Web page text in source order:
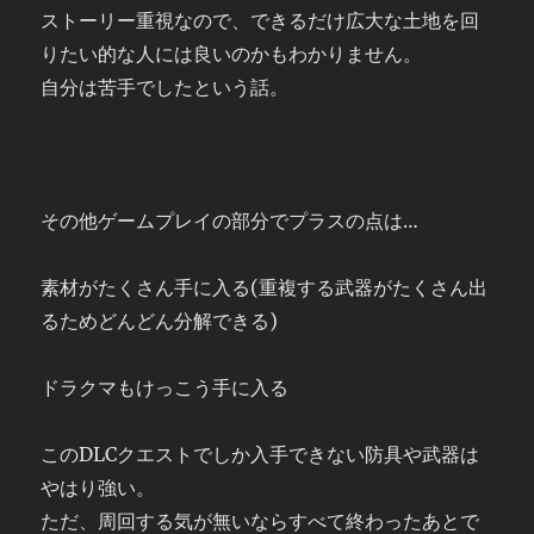
ストーリー重視なので、できるだけ広大な土地を回
りたい的な人には良いのかもわかりません。
自分は苦手でしたという話。
その他ゲームプレイの部分でプラスの点は…
素材がたくさん手に入る(重複する武器がたくさん出
るためどんどん分解できる)
ドラクマもけっこう手に入る
このDLCクエストでしか入手できない防具や武器は
やはり強い。
ただ、周回する気が無いならすべて終わったあとで